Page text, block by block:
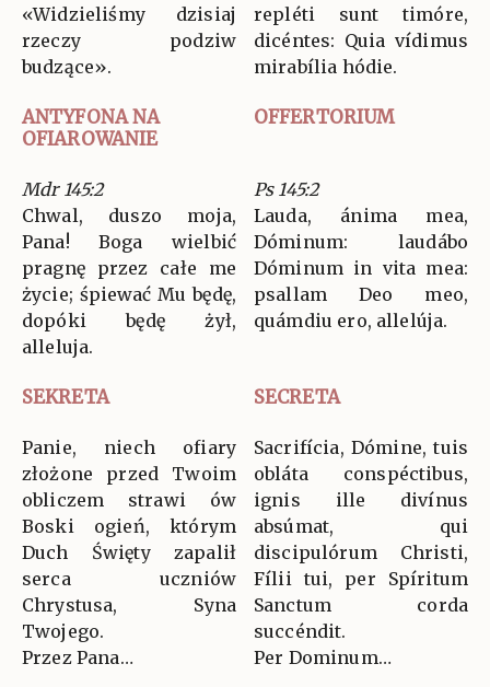
«Widzieliśmy dzisiaj
rzeczy podziw
budzące».
repléti sunt timóre,
dicéntes: Quia vídimus
mirabília hódie.
ANTYFONA NA
OFIAROWANIE
OFFERTORIUM
Mdr 145:2
Chwal, duszo moja,
Pana! Boga wielbić
pragnę przez całe me
życie; śpiewać Mu będę,
dopóki będę żył,
alleluja.
Ps 145:2
Lauda, ánima mea,
Dóminum: laudábo
Dóminum in vita mea:
psallam Deo meo,
quámdiu ero, allelúja.
SEKRETA SECRETA
Panie, niech ofiary
złożone przed Twoim
obliczem strawi ów
Boski ogień, którym
Duch Święty zapalił
serca uczniów
Chrystusa, Syna
Twojego.
Przez Pana…
Sacrifícia, Dómine, tuis
obláta conspéctibus,
ignis ille divínus
absúmat, qui
discipulórum Christi,
Fílii tui, per Spíritum
Sanctum corda
succéndit.
Per Dominum…